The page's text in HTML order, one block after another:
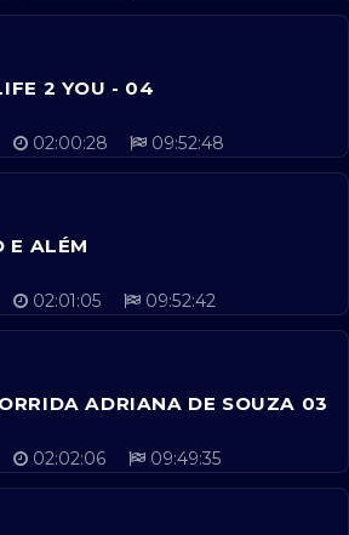
2 YOU - 04
02:00:28 09:52:48
E ALÉM
02:01:05 09:52:42
ADRIANA DE SOUZA 03
02:02:06 09:49:35